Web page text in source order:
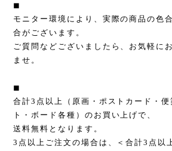
◼︎
モニター環境により、実際の商品の色
合がございます。
ご質問などございましたら、お気軽に
ませ。
◼︎
合計3点以上（原画・ポストカード・便
ト・ボード各種）のお買い上げで、
送料無料となります。
3点以上ご注文の場合は、＜合計3点以